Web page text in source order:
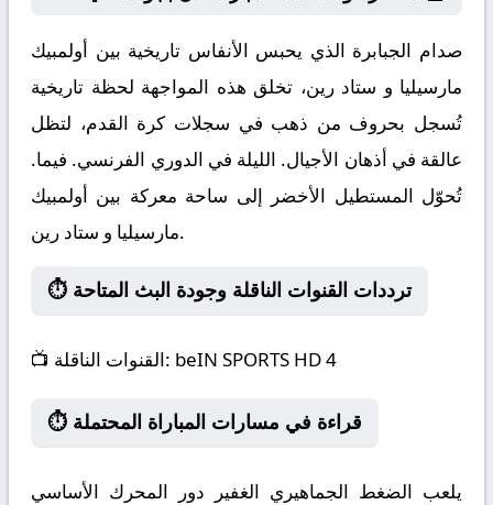
صدام الجبابرة الذي يحبس الأنفاس تاريخية بين أولمبيك
مارسيليا و ستاد رين، تخلق هذه المواجهة لحظة تاريخية
تُسجل بحروف من ذهب في سجلات كرة القدم، لتظل
عالقة في أذهان الأجيال. الليلة في الدوري الفرنسي. فيما.
تُحوّل المستطيل الأخضر إلى ساحة معركة بين أولمبيك
مارسيليا و ستاد رين.
⏱️ ترددات القنوات الناقلة وجودة البث المتاحة
📺 القنوات الناقلة: beIN SPORTS HD 4
⏱️ قراءة في مسارات المباراة المحتملة
يلعب الضغط الجماهيري الغفير دور المحرك الأساسي